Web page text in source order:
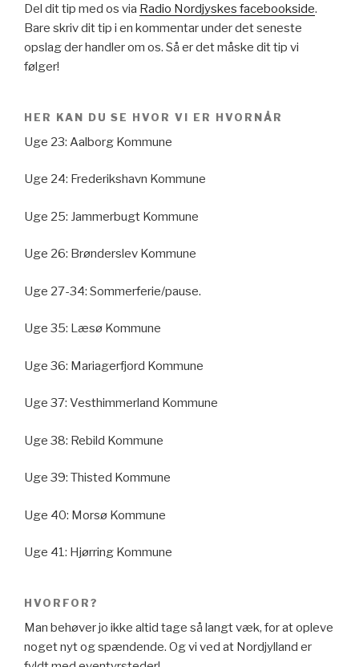
Del dit tip med os via Radio Nordjyskes facebookside.
Bare skriv dit tip i en kommentar under det seneste
opslag der handler om os. Så er det måske dit tip vi
følger!
HER KAN DU SE HVOR VI ER HVORNÅR
Uge 23: Aalborg Kommune
Uge 24: Frederikshavn Kommune
Uge 25: Jammerbugt Kommune
Uge 26: Brønderslev Kommune
Uge 27-34: Sommerferie/pause.
Uge 35: Læsø Kommune
Uge 36: Mariagerfjord Kommune
Uge 37: Vesthimmerland Kommune
Uge 38: Rebild Kommune
Uge 39: Thisted Kommune
Uge 40: Morsø Kommune
Uge 41: Hjørring Kommune
HVORFOR?
Man behøver jo ikke altid tage så langt væk, for at opleve
noget nyt og spændende. Og vi ved at Nordjylland er